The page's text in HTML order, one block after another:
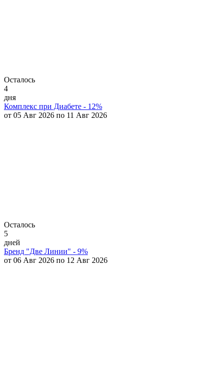
Осталось
4
дня
Комплекс при Диабете - 12%
от 05 Авг 2026 по 11 Авг 2026
Осталось
5
дней
Бренд "Две Линии" - 9%
от 06 Авг 2026 по 12 Авг 2026